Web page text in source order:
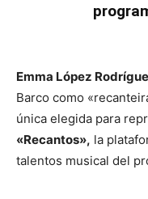
Emma López
Barco como
única elegida para
«Recantos», la
talentos musical del